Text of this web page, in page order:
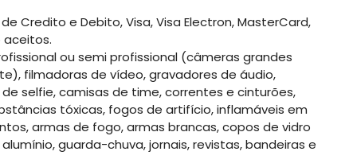
Credito e Debito, Visa, Visa Electron, MasterCard,
aceitos.
ou semi profissional (câmeras grandes
filmadoras de vídeo, gravadores de áudio,
selfie, camisas de time, correntes e cinturões,
tóxicas, fogos de artifício, inflamáveis em
armas de fogo, armas brancas, copos de vidro
guarda-chuva, jornais, revistas, bandeiras e